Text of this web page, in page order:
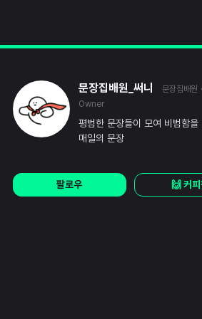
문장집배원_써니 문장집배원
Owner
평범한 문장들이 모여 비범함을
매일의 문장
팔로우 🙌 커피